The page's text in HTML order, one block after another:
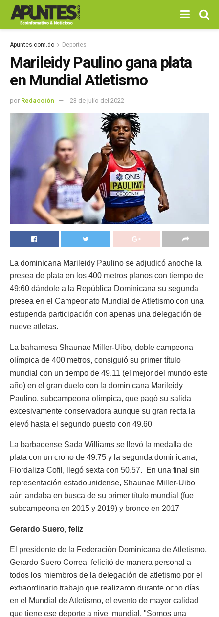
Apuntes.com.do Deportes
Marileidy Paulino gana plata
en Mundial Atletismo
por Redacción 23 de julio del 2022
La dominicana Marileidy Paulino se adjudicó anoche la
presea de plata en los 400 metros planos con tiempo de
49:60 dándole a la República Dominicana su segunda
presea en el Campeonato Mundial de Atletismo con una
estupenda participación con apenas una delegación de
nueve atletas.
La bahamesa Shaunae Miller-Uibo, doble campeona
olímpica de 400 metros, consiguió su primer título
mundial con un tiempo de 49.11 (el mejor del mundo este
año) en el gran duelo con la dominicana Marileidy
Paulino, subcampeona olímpica, que pagó su salida
excesivamente conservadora aunque su gran recta la
elevó hasta el segundo puesto con 49.60.
La barbadense Sada Williams se llevó la medalla de
plata con un crono de 49.75 y la segunda dominicana,
Fiordaliza Cofil, llegó sexta con 50.57. En una final sin
representación estadounidense, Shaunae Miller-Uibo
aún andaba en busca de su primer título mundial (fue
subcampeona en 2015 y 2019) y bronce en 2017
Gerardo Suero, feliz
El presidente de la Federación Dominicana de Atletismo,
Gerardo Suero Correa, felicitó de manera personal a
todos los miembros de la delegación de atletismo por el
extraordinario trabajo que realizaron durante ocho días
en el Mundial de Atletismo, el evento de mayor calidad
que tiene ese deporte a nivel mundial. "Somos una